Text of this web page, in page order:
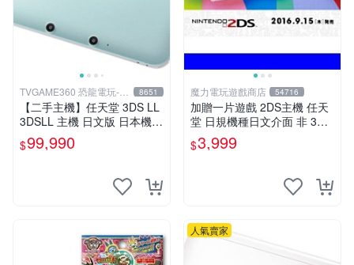
TVGAME360 恐龍電玩-台
中店
8651
【二手主機】任天堂 3DS LL
3DSLL 主機 日文版 日本機
日規機 薄荷白 附充電器 裸裝
【台中恐龍電玩】
$99,990
魔力電玩遊戲商店 54716
加贈一片遊戲 2DS主機 任天
堂 日規機種日文介面 非 3DS
3DSLL 【板橋魔力】
$3,999
人氣賣家